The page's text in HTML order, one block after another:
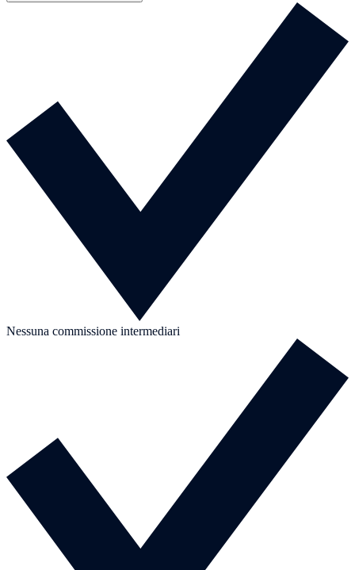
Nessuna commissione intermediari